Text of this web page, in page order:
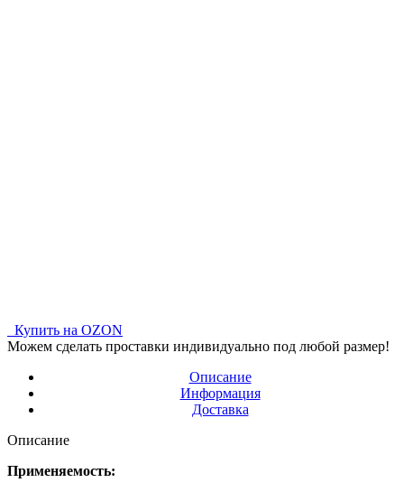
Купить на OZON
Можем сделать проставки индивидуально под любой размер!
Описание
Информация
Доставка
Описание
Применяемость: